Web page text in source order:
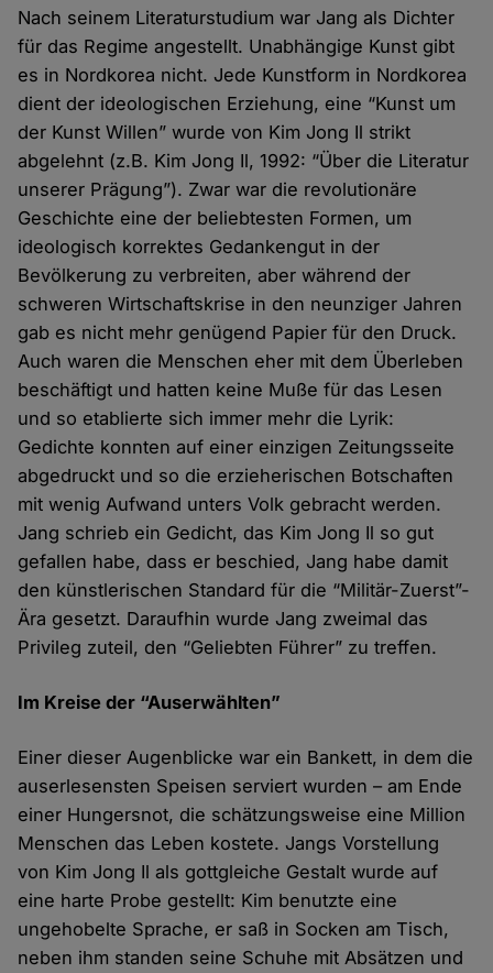
Nach seinem Literaturstudium war Jang als Dichter
für das Regime angestellt. Unabhängige Kunst gibt
es in Nordkorea nicht. Jede Kunstform in Nordkorea
dient der ideologischen Erziehung, eine “Kunst um
der Kunst Willen” wurde von Kim Jong Il strikt
abgelehnt (z.B. Kim Jong Il, 1992: “Über die Literatur
unserer Prägung”). Zwar war die revolutionäre
Geschichte eine der beliebtesten Formen, um
ideologisch korrektes Gedankengut in der
Bevölkerung zu verbreiten, aber während der
schweren Wirtschaftskrise in den neunziger Jahren
gab es nicht mehr genügend Papier für den Druck.
Auch waren die Menschen eher mit dem Überleben
beschäftigt und hatten keine Muße für das Lesen
und so etablierte sich immer mehr die Lyrik:
Gedichte konnten auf einer einzigen Zeitungsseite
abgedruckt und so die erzieherischen Botschaften
mit wenig Aufwand unters Volk gebracht werden.
Jang schrieb ein Gedicht, das Kim Jong Il so gut
gefallen habe, dass er beschied, Jang habe damit
den künstlerischen Standard für die “Militär-Zuerst”-
Ära gesetzt. Daraufhin wurde Jang zweimal das
Privileg zuteil, den “Geliebten Führer” zu treffen.
Im Kreise der “Auserwählten”
Einer dieser Augenblicke war ein Bankett, in dem die
auserlesensten Speisen serviert wurden – am Ende
einer Hungersnot, die schätzungsweise eine Million
Menschen das Leben kostete. Jangs Vorstellung
von Kim Jong Il als gottgleiche Gestalt wurde auf
eine harte Probe gestellt: Kim benutzte eine
ungehobelte Sprache, er saß in Socken am Tisch,
neben ihm standen seine Schuhe mit Absätzen und